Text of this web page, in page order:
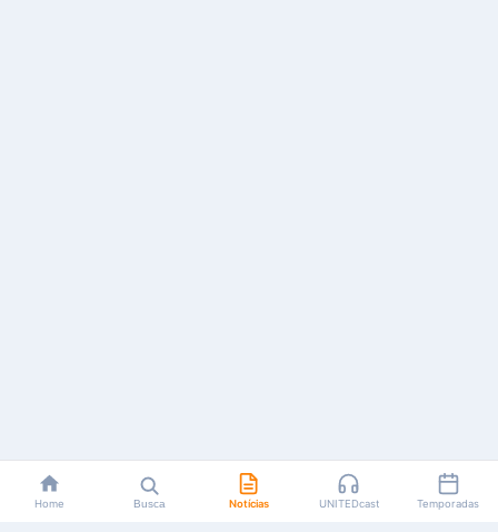
Home Busca Notícias UNITEDcast Temporadas